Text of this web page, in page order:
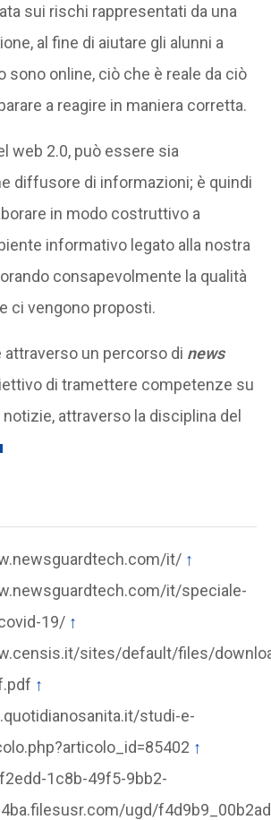
sui rischi rappresentati da una
al fine di aiutare gli alunni a
sono online, ciò che è reale da ciò
a reagire in maniera corretta.
web 2.0, può essere sia
diffusore di informazioni; è quindi
in modo costruttivo a
informativo legato alla nostra
consapevolmente la qualità
ci vengono proposti.
attraverso un percorso di news
di tramettere competenze su
attraverso la disciplina del
it/ ↑
it/speciale-
19/ ↑
sites/default/files/
↑
studi-e-
↑
1c8b-49f5-9bb2-
ugd/